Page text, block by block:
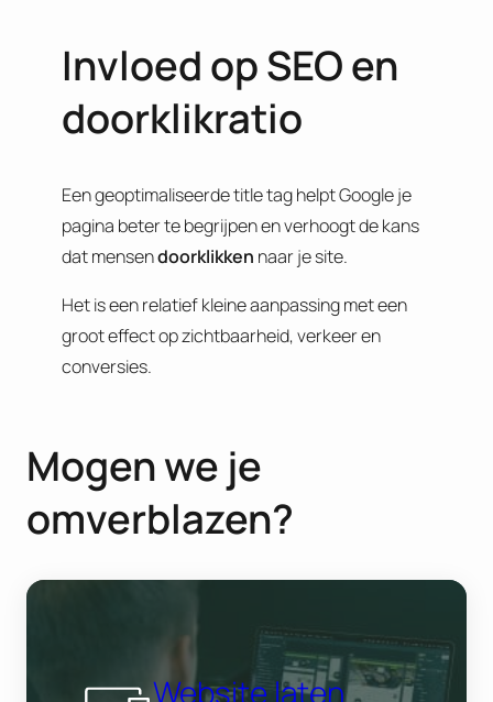
Invloed op SEO en
doorklikratio
Een geoptimaliseerde title tag helpt Google je
pagina beter te begrijpen en verhoogt de kans
dat mensendoorklikken naar je site.
Het is een relatief kleine aanpassing met een
groot effect op zichtbaarheid, verkeer en
conversies.
Mogen we je
omverblazen?
Website laten